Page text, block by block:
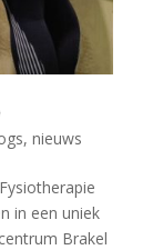
, nieuws
in een uniek
Brakel